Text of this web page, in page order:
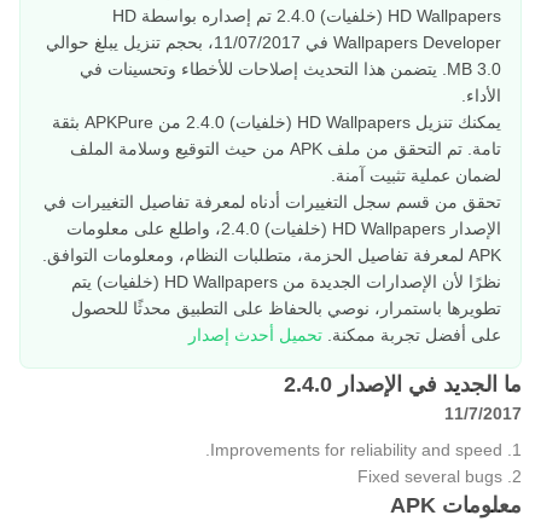
HD Wallpapers (خلفيات) 2.4.0 تم إصداره بواسطة HD
Wallpapers Developer في 11/07/2017، بحجم تنزيل يبلغ حوالي
3.0 MB. يتضمن هذا التحديث إصلاحات للأخطاء وتحسينات في
الأداء.
يمكنك تنزيل HD Wallpapers (خلفيات) 2.4.0 من APKPure بثقة
تامة. تم التحقق من ملف APK من حيث التوقيع وسلامة الملف
لضمان عملية تثبيت آمنة.
تحقق من قسم سجل التغييرات أدناه لمعرفة تفاصيل التغييرات في
الإصدار HD Wallpapers (خلفيات) 2.4.0، واطلع على معلومات
APK لمعرفة تفاصيل الحزمة، متطلبات النظام، ومعلومات التوافق.
نظرًا لأن الإصدارات الجديدة من HD Wallpapers (خلفيات) يتم
تطويرها باستمرار، نوصي بالحفاظ على التطبيق محدثًا للحصول
على أفضل تجربة ممكنة. تحميل أحدث إصدار
ما الجديد في الإصدار 2.4.0
11/7/2017
1. Improvements for reliability and speed.
2. Fixed several bugs
معلومات APK